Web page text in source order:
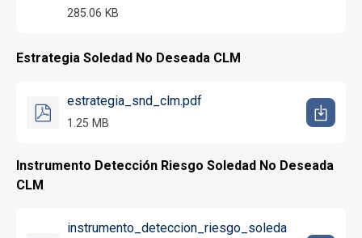
285.06 KB
Estrategia Soledad No Deseada CLM
estrategia_snd_clm.pdf
1.25 MB
Instrumento Detección Riesgo Soledad No Deseada
CLM
instrumento_deteccion_riesgo_soleda